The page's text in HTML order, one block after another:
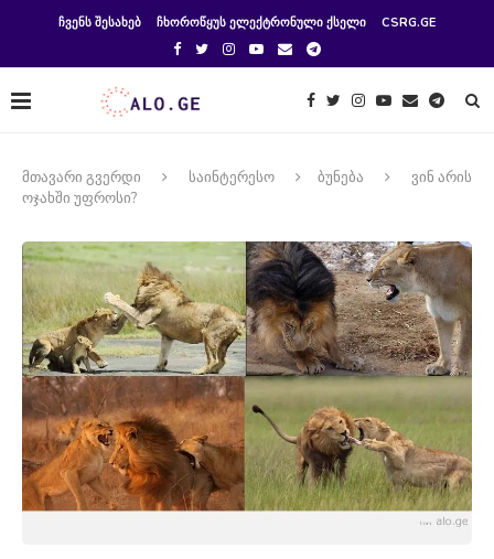
ᲩᲕᲔᲜᲡ ᲨᲔᲡᲐᲮᲔᲑ ᲩᲮᲝᲠᲝᲬᲧᲣᲡ ᲔᲚᲔᲥᲢᲠᲝᲜᲣᲚᲘ ᲥᲡᲔᲚᲘ CSRG.GE
მთავარი გვერდი საინტერესო ბუნება
ვინ არის
ოჯახში უფროსი?